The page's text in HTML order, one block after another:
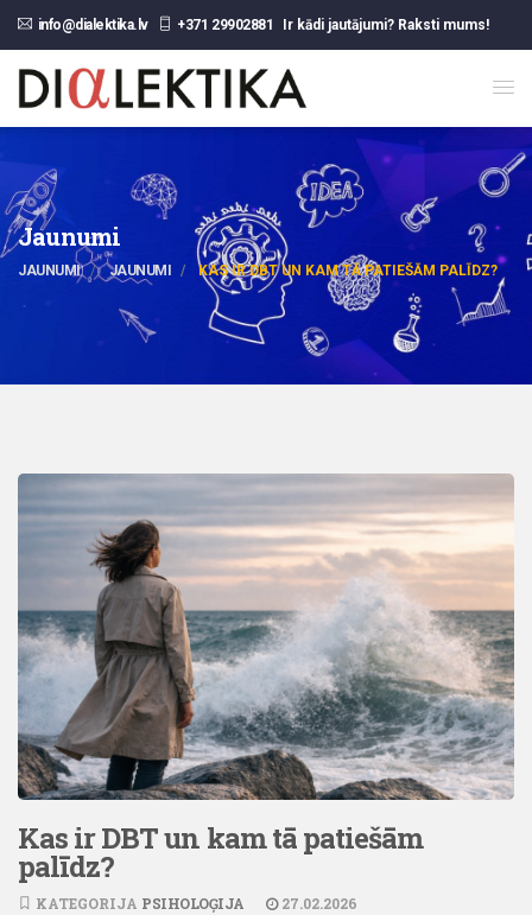
info@dialektika.lv +371 29902881 Ir kādi jautājumi? Raksti mums!
Jaunumi
JAUNUMI JAUNUMI KAS IR DBT UN KAM TĀ PATIEŠĀM PALĪDZ?
Kas ir DBT un kam tā patiešām
palīdz?
KATEGORIJA PSIHOLOĢIJA 27.02.2026